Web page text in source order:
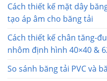
Cách thiết kế mặt dây
tạo áp âm cho băng tải
Cách thiết kế chân tăng-
nhôm định hình 40×40 &
So sánh băng tải PVC và